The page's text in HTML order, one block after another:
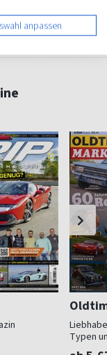
Typen
anpassen